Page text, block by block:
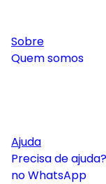
Sobre
Quem somos
Ajuda
Precisa de ajuda?
no WhatsApp